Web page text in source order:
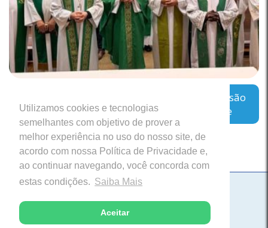
Utilizamos cookies e tecnologias
semelhantes com objetivo de prover a
melhor experiência no uso do nosso site, de
acordo com nossa Política de Privacidade e,
ao continuar navegando, você concorda com
estas condições. Saiba Mais
Aceitar
Regional Leste 2 inicia encontro sobre a missão
das Cúrias Diocesanas em Belo Horizonte
Paróquia Nossa Senhora da Saúde
Itabira, Minas Gerais
Desenvolvido com excelência pela